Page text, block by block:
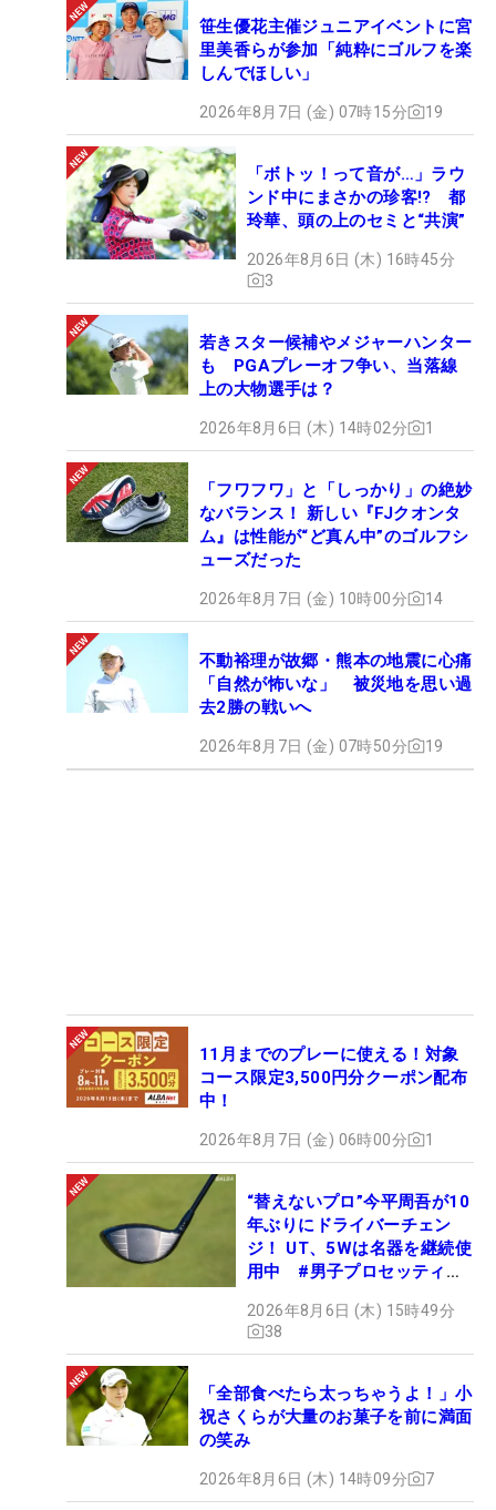
笹生優花主催ジュニアイベントに宮
里美香らが参加「純粋にゴルフを楽
しんでほしい」
2026年8月7日 (金) 07時15分 19
「ボトッ！って音が…」ラウ
ンド中にまさかの珍客!? 都
玲華、頭の上のセミと“共演”
2026年8月6日 (木) 16時45分
3
若きスター候補やメジャーハンター
も PGAプレーオフ争い、当落線
上の大物選手は？
2026年8月6日 (木) 14時02分 1
「フワフワ」と「しっかり」の絶妙
なバランス！ 新しい『FJクオンタ
ム』は性能が“ど真ん中”のゴルフシ
ューズだった
2026年8月7日 (金) 10時00分 14
不動裕理が故郷・熊本の地震に心痛
「自然が怖いな」 被災地を思い過
去2勝の戦いへ
2026年8月7日 (金) 07時50分 19
11月までのプレーに使える！対象
コース限定3,500円分クーポン配布
中！
2026年8月7日 (金) 06時00分 1
“替えないプロ”今平周吾が10
年ぶりにドライバーチェン
ジ！ UT、5Wは名器を継続使
用中 #男子プロセッティン
2026年8月6日 (木) 15時49分
38
「全部食べたら太っちゃうよ！」小
祝さくらが大量のお菓子を前に満面
の笑み
2026年8月6日 (木) 14時09分 7